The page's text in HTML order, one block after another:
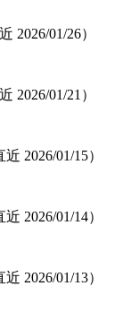
2026/01/26）
2026/01/21）
近 2026/01/15）
近 2026/01/14）
近 2026/01/13）